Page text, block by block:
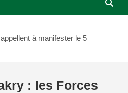
à manifester le 5
: les Forces